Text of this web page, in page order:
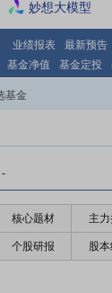
妙想大模型
业绩报表 最新预告
基金净值 基金定投
基金
-
核心题材 主
个股研报 股